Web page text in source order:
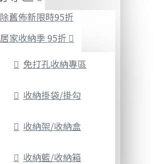
除舊佈新限時95折
居家收納季 95折
免打孔收納專區
收納掛袋/掛勾
收納架/收納盒
收納籃/收納箱